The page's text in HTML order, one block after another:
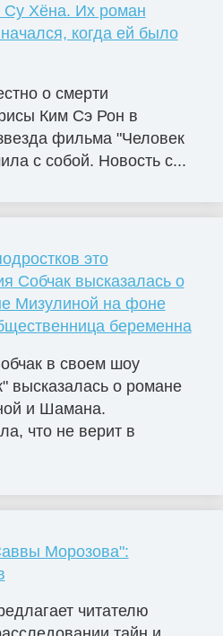
Хёна. Их роман
когда ей было
о смерти
Ким Сэ Рон в
фильма "Человек
с собой. Новость с...
это
Собчак высказалась о
Мизулиной на фоне
беременна
в своем шоу
высказалась о романе
и Шамана.
что не верит в
Морозова":
читателю